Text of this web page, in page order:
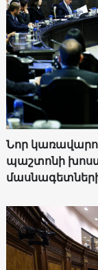
Նոր
պաշտոնի